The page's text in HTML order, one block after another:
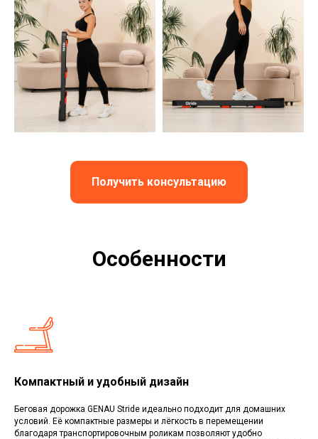
Получить консультацию
Особенности
Компактный и удобный дизайн
Беговая дорожка GENAU Stride идеально подходит для домашних
условий. Её компактные размеры и лёгкость в перемещении
благодаря транспортировочным роликам позволяют удобно